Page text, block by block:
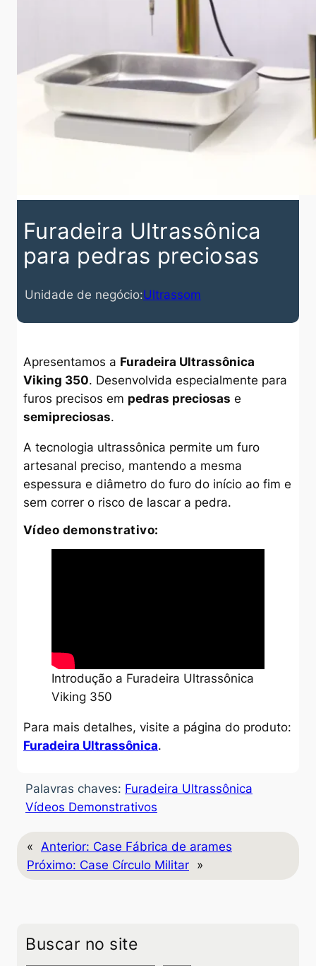
Furadeira Ultrassônica
para pedras preciosas
Unidade de negócio:Ultrassom
Apresentamos a Furadeira Ultrassônica
Viking 350. Desenvolvida especialmente para
furos precisos em pedras preciosas e
semipreciosas.
A tecnologia ultrassônica permite um furo
artesanal preciso, mantendo a mesma
espessura e diâmetro do furo do início ao fim e
sem correr o risco de lascar a pedra.
Vídeo demonstrativo:
Introdução a Furadeira Ultrassônica
Viking 350
Para mais detalhes, visite a página do produto:
Furadeira Ultrassônica.
Palavras chaves: Furadeira Ultrassônica
Vídeos Demonstrativos
« Anterior: Case Fábrica de arames
Próximo: Case Círculo Militar »
Buscar no site